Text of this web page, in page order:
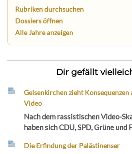
Rubriken durchsuchen
Dossiers öffnen
Alle Jahre anzeigen
Dir gefällt
Gelsenkirchen zieht
Video
Nach dem rassistischen Video-
haben sich CDU, SPD, Grüne und
Die Erfindung der Palästinenser